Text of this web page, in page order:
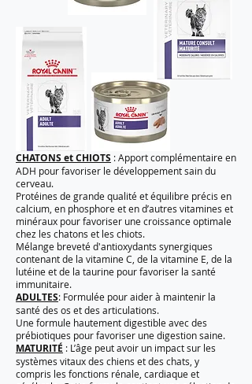
CHATONS et CHIOTS : Apport complémentaire en
ADH pour favoriser le développement sain du
cerveau.
Protéines de grande qualité et équilibre précis en
calcium, en phosphore et en d’autres vitamines et
minéraux pour favoriser une croissance optimale
chez les chatons et les chiots.
Mélange breveté d'antioxydants synergiques
contenant de la vitamine C, de la vitamine E, de la
lutéine et de la taurine pour favoriser la santé
immunitaire.
ADULTES: Formulée pour aider à maintenir la
santé des os et des articulations.
Une formule hautement digestible avec des
prébiotiques pour favoriser une digestion saine.
MATURITÉ : L’âge peut avoir un impact sur les
systèmes vitaux des chiens et des chats, y
compris les fonctions rénale, cardiaque et